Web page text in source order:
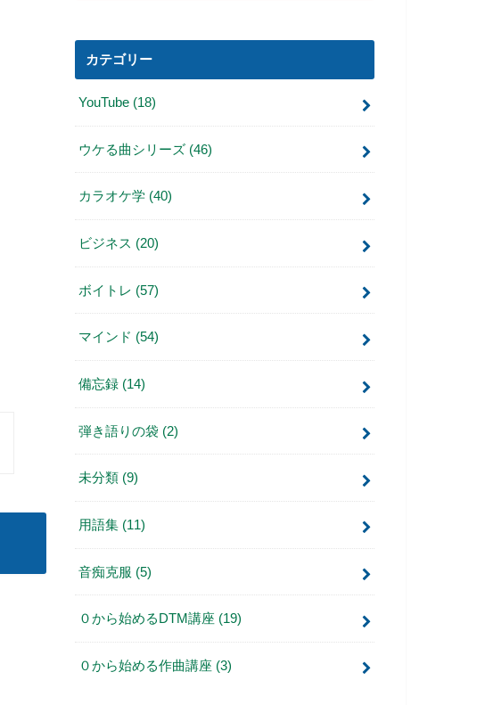
カテゴリー
YouTube (18)
ウケる曲シリーズ (46)
カラオケ学 (40)
ビジネス (20)
ボイトレ (57)
マインド (54)
備忘録 (14)
弾き語りの袋 (2)
未分類 (9)
用語集 (11)
音痴克服 (5)
０から始めるDTM講座 (19)
０から始める作曲講座 (3)